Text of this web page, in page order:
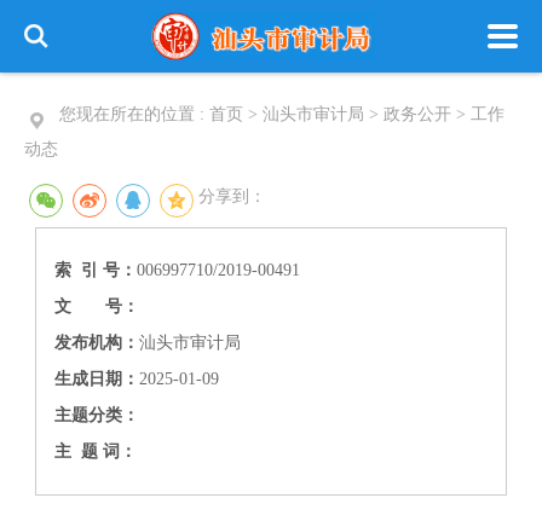
您现在所在的位置 : 首页 > 汕头市审计局 > 政务公开 > 工作
动态
分享到：
索 引 号：006997710/2019-00491
文 号：
发布机构：汕头市审计局
生成日期：2025-01-09
主题分类：
主 题 词：